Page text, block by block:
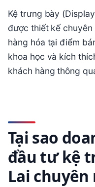
Kệ trưng bày
được thiết kế
hàng hóa tại điểm
khoa học và kích
khách hàng thông
Tại sao
đầu tư kệ
Lai chuyên